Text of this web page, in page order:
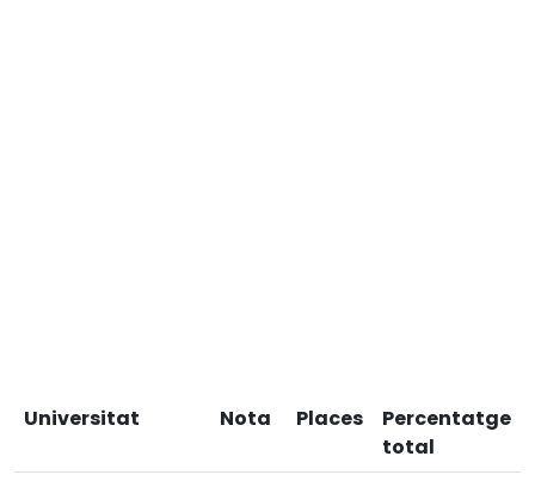
Universitat Nota Places
Percentatge
total